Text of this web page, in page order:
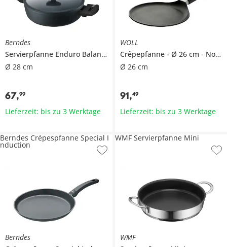
Berndes
Servierpfanne Enduro Balance Induction
Ø 28 cm
67,99
Lieferzeit: bis zu 3 Werktage
WOLL
Crêpepfanne
Ø 26 cm
Nowo Titanium
Ø 26 cm
91,49
Lieferzeit: bis zu 3 Werktage
Berndes
Berndes Crépespfanne Special I
nduction
WMF
WMF Servierpfanne Mini